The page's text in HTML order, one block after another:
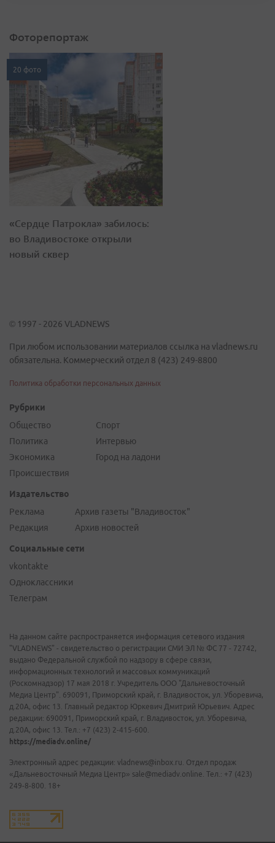
Фоторепортаж
20 фото
«Сердце Патрокла» забилось:
во Владивостоке открыли
новый сквер
© 1997 - 2026 VLADNEWS
При любом использовании материалов ссылка на vladnews.ru
обязательна. Коммерческий отдел 8 (423) 249-8800
Политика обработки персональных данных
Рубрики
Общество
Политика
Экономика
Происшествия
Спорт
Интервью
Город на ладони
Издательство
Реклама
Редакция
Архив газеты "Владивосток"
Архив новостей
Социальные сети
vkontakte
Одноклассники
Телеграм
На данном сайте распространяется информация сетевого издания
"VLADNEWS" - свидетельство о регистрации СМИ ЭЛ № ФС 77 - 72742,
выдано Федеральной службой по надзору в сфере связи,
информационных технологий и массовых коммуникаций
(Роскомнадзор) 17 мая 2018 г. Учредитель ООО "Дальневосточный
Медиа Центр". 690091, Приморский край, г. Владивосток, ул. Уборевича,
д.20А, офис 13. Главный редактор Юркевич Дмитрий Юрьевич. Адрес
редакции: 690091, Приморский край, г. Владивосток, ул. Уборевича,
д.20А, офис 13. Тел.: +7 (423) 2-415-600.
https://mediadv.online/
Электронный адрес редакции: vladnews@inbox.ru. Отдел продаж
«Дальневосточный Медиа Центр» sale@mediadv.online. Тел.: +7 (423)
249-8-800. 18+